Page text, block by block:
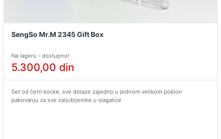
SengSo Mr.M 2345 Gift Box
Na lageru - dostupno!
5.300,00 din
Set od četri kocke, sve dolaze zajedno u jednom velikom poklon
pakovanju za sve zaljubljenike u slagalice